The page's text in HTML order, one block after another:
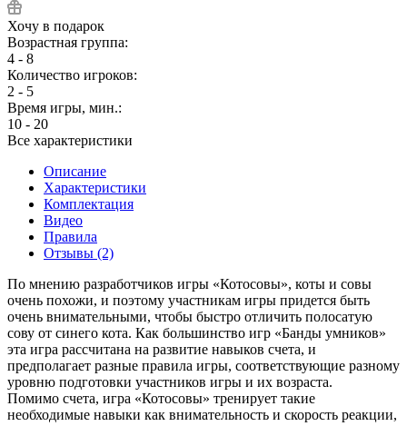
Хочу в подарок
Возрастная группа:
4 - 8
Количество игроков:
2 - 5
Время игры, мин.:
10 - 20
Все характеристики
Описание
Характеристики
Комплектация
Видео
Правила
Отзывы (2)
По мнению разработчиков игры «Котосовы», коты и совы
очень похожи, и поэтому участникам игры придется быть
очень внимательными, чтобы быстро отличить полосатую
сову от синего кота. Как большинство игр «Банды умников»
эта игра рассчитана на развитие навыков счета, и
предполагает разные правила игры, соответствующие разному
уровню подготовки участников игры и их возраста.
Помимо счета, игра «Котосовы» тренирует такие
необходимые навыки как внимательность и скорость реакции,